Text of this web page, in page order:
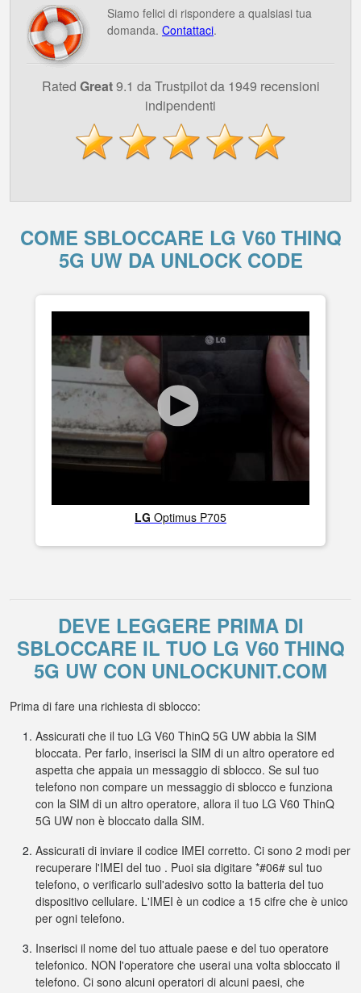
Siamo felici di rispondere a qualsiasi tua
domanda. Contattaci.
Rated Great9.1 da Trustpilot da 1949 recensioni
indipendenti
COME SBLOCCARE LG V60 THINQ
5G UW DA UNLOCK CODE
LG Optimus P705
DEVE LEGGERE PRIMA DI
SBLOCCARE IL TUO LG V60 THINQ
5G UW CON UNLOCKUNIT.COM
Prima di fare una richiesta di sblocco:
Assicurati che il tuo LG V60 ThinQ 5G UW abbia la SIM
bloccata. Per farlo, inserisci la SIM di un altro operatore ed
aspetta che appaia un messaggio di sblocco. Se sul tuo
telefono non compare un messaggio di sblocco e funziona
con la SIM di un altro operatore, allora il tuo LG V60 ThinQ
5G UW non è bloccato dalla SIM.
Assicurati di inviare il codice IMEI corretto. Ci sono 2 modi per
recuperare l'IMEI del tuo . Puoi sia digitare *#06# sul tuo
telefono, o verificarlo sull'adesivo sotto la batteria del tuo
dispositivo cellulare. L'IMEI è un codice a 15 cifre che è unico
per ogni telefono.
Inserisci il nome del tuo attuale paese e del tuo operatore
telefonico. NON l'operatore che userai una volta sbloccato il
telefono. Ci sono alcuni operatori di alcuni paesi, che